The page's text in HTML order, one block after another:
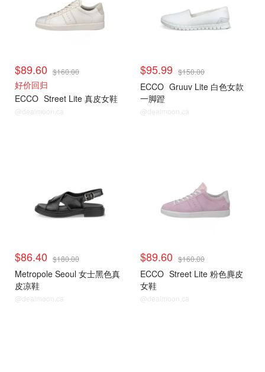
$89.60 $160.00
好价回归
ECCO Street Lite 真皮女鞋
@dealmoon.ca
$95.99 $150.00
ECCO Gruuv Lite 白色女款
一脚蹬
@dealmoon.ca
$86.40 $180.00
Metropole Seoul 女士黑色真
皮凉鞋
@dealmoon.ca
$89.60 $160.00
ECCO Street Lite 粉色麂皮
女鞋
@dealmoon.ca